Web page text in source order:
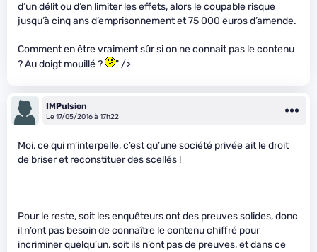
d’un délit ou d’en limiter les effets, alors le coupable risque
jusqu’à cinq ans d’emprisonnement et 75 000 euros d’amende.
Comment en être vraiment sûr si on ne connait pas le contenu
? Au doigt mouillé ?
" />
IMPulsion
Le 17/05/2016 à 17h22
Moi, ce qui m’interpelle, c’est qu’une société privée ait le droit
de briser et reconstituer des scellés !
Pour le reste, soit les enquêteurs ont des preuves solides, donc
il n’ont pas besoin de connaître le contenu chiffré pour
incriminer quelqu’un, soit ils n’ont pas de preuves, et dans ce